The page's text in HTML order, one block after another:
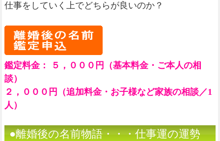
仕事をしていく上でどちらが良いのか？
鑑定料金： ５，０００円（基本料金・ご本人の相
談）
２，０００円（追加料金・お子様など家族の相談／1
人）
●離婚後の名前物語・・・仕事運の運勢